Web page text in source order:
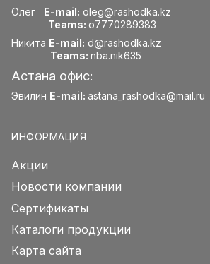
Олег E-mail: oleg@rashodka.kz
Teams: o7770289383
Никита E-mail: d@rashodka.kz
Teams: nba.nik635
Астана офис:
Эвилин E-mail: astana_rashodka@mail.ru
ИНФОРМАЦИЯ
Акции
Новости компании
Сертификаты
Каталоги продукции
Карта сайта